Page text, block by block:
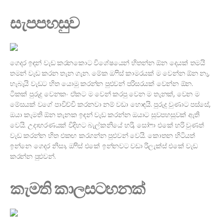
සැපපහසුව
ගෙදර ඉඳන් වැඩ කරනකොට විශේෂයෙන් හිතන්න ඕන දෙයක් තමයි
තමන් වැඩ කරන තැන ගැන. මේක ඔෆිස් කාමරයක් ම වෙන්න ඕන නෑ,
හැබැයි වැඩට හිත යොමු කරන්න පුළුවන් පරිසරයක් වෙන්න ඕන.
ටිකක් පුරුදු වෙනකං ඒකට ම වෙන් කරපු වෙන ම තැනක්, වෙන ම
මේසයක් වගේ පාවිච්චි කරනවා නම් වඩා හොඳයි. පුරුදු වුණාට පස්සේ,
ඔයා කැමති ඕන තැනක ඉඳන් වැඩ කරන්න ඔයාට සුවපහසුවක් ඇති
වෙයි. උදාහරණයක් විදිහට බැල්කනියේ හරි, සෝෆා එකේ හරි වුණත්
වැඩ කරන්න හිත එකඟ කරගන්න පුළුවන් වෙයි. කොතන හිටියත්
ඉන්නෙ ගෙදර නිසා, ඔෆිස් එකේ ඉන්නවට වඩා රිලැක්ස් එකේ වැඩ
කරන්න පුළුවන්.
කැමති කාලසටහනක්